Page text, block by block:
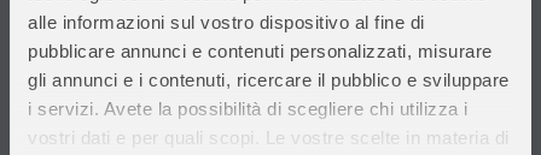
alle informazioni sul vostro dispositivo al fine di
pubblicare annunci e contenuti personalizzati, misurare
gli annunci e i contenuti, ricercare il pubblico e sviluppare
i servizi. Avete la possibilità di scegliere chi utilizza i
vostri dati e per quali scopi. Le vostre scelte in materia di
Chi siamo
Privacy Policy
Cataloghi
Volantini